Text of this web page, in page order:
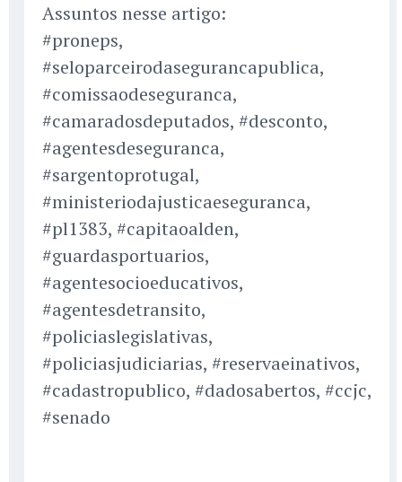
Assuntos nesse artigo:
#proneps,
#seloparceirodasegurancapublica,
#comissaodeseguranca,
#camaradosdeputados, #desconto,
#agentesdeseguranca,
#sargentoprotugal,
#ministeriodajusticaeseguranca,
#pl1383, #capitaoalden,
#guardasportuarios,
#agentesocioeducativos,
#agentesdetransito,
#policiaslegislativas,
#policiasjudiciarias, #reservaeinativos,
#cadastropublico, #dadosabertos, #ccjc,
#senado